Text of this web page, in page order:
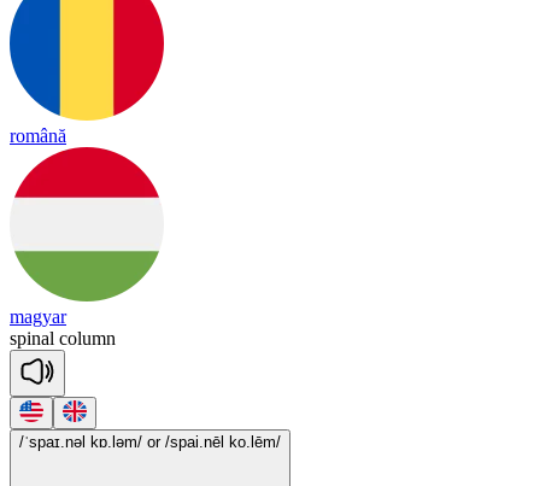
română
magyar
spinal column
/ˈspaɪ.nəl kɒ.ləm/ or /spai.nēl ko.lēm/